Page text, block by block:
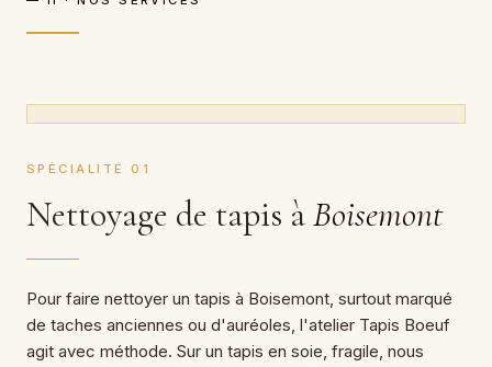
SPÉCIALITÉ 01
Nettoyage de tapis àBoisemont
Pour faire nettoyer un tapis à Boisemont, surtout marqué
de taches anciennes ou d'auréoles, l'atelier Tapis Boeuf
agit avec méthode. Sur un tapis en soie, fragile, nous